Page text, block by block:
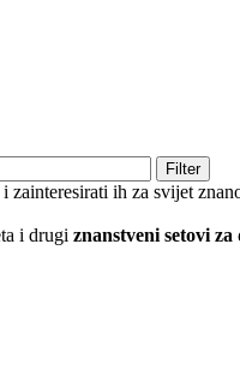
Filter
zainteresirati ih za svijet
i drugi znanstveni setovi za